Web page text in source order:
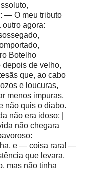
— O meu tributo
agora:
Botelho
depois de velho,
que, ao cabo
e loucuras,
menos impuras,
não quis o diabo.
não era idoso; |
não chegara
e — coisa rara! —
que levara,
mas não tinha